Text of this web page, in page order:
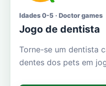
Idades 0-5 · Doctor games
Jogo de dentista
Torne-se um dentista
dentes dos pets em